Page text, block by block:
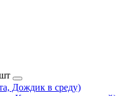
Дождик в среду)